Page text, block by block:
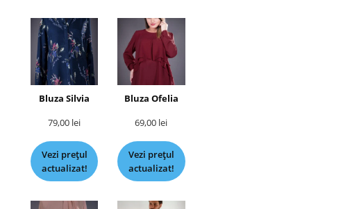
Bluza Silvia
79,00 lei
Vezi prețul
actualizat!
Bluza Ofelia
69,00 lei
Vezi prețul
actualizat!